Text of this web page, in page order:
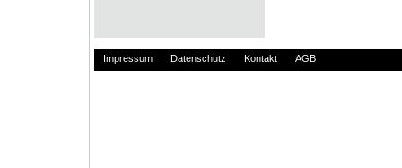
Impressum Datenschutz Kontakt AGB